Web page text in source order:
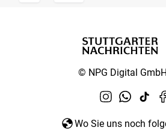
© NPG Digital
Wo Sie uns noch